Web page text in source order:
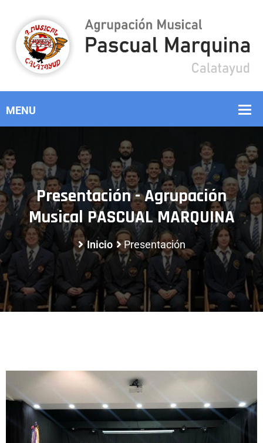
Presentación - Agrupación
Musical PASCUAL MARQUINA
Inicio Presentación